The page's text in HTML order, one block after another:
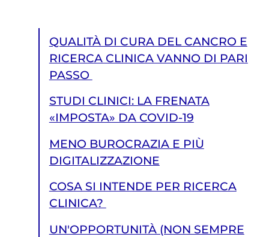
QUALITÀ DI CURA DEL CANCRO E
RICERCA CLINICA VANNO DI PARI
PASSO
STUDI CLINICI: LA FRENATA
«IMPOSTA» DA COVID-19
MENO BUROCRAZIA E PIÙ
DIGITALIZZAZIONE
COSA SI INTENDE PER RICERCA
CLINICA?
UN'OPPORTUNITÀ (NON SEMPRE